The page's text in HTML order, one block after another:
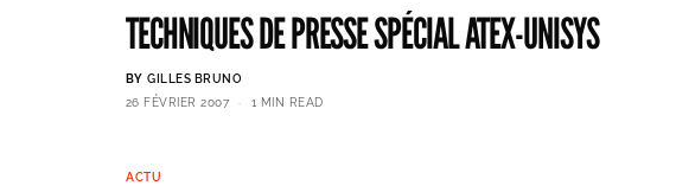
TECHNIQUES DE PRESSE SPÉCIAL ATEX-UNISYS
BY GILLES BRUNO
26 FÉVRIER 2007
1 MIN READ
ACTU